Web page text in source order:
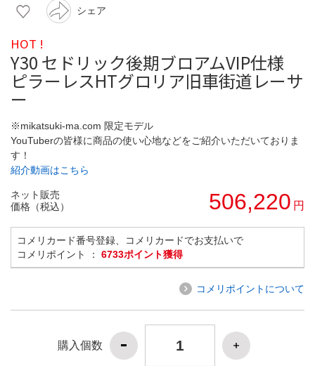
シェア
HOT !
Y30 セドリック後期ブロアムVIP仕様
ピラーレスHTグロリア旧車街道レーサ
ー
※mikatsuki-ma.com 限定モデル
YouTuberの皆様に商品の使い心地などをご紹介いただいておりま
す！
紹介動画はこちら
ネット販売
価格（税込）
506,220 円
コメリカード番号登録、コメリカードでお支払いで
コメリポイント ： 6733ポイント獲得
コメリポイントについて
購入個数